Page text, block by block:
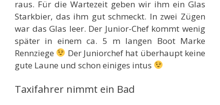
raus. Für die Wartezeit geben wir ihm ein Glas
Starkbier, das ihm gut schmeckt. In zwei Zügen
war das Glas leer. Der Junior-Chef kommt wenig
später in einem ca. 5 m langen Boot Marke
Rennziege
Der Juniorchef hat überhaupt keine
gute Laune und schon einiges intus
Taxifahrer nimmt ein Bad